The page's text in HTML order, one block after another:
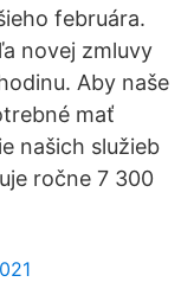
februára.
novej zmluvy
Aby naše
mať
našich služieb
ročne 7 300